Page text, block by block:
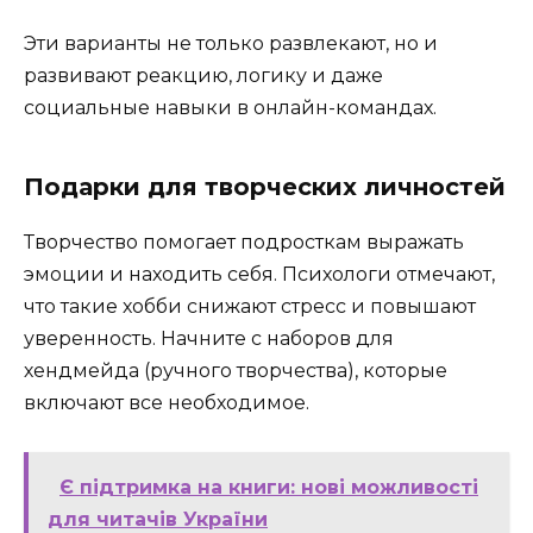
Эти варианты не только развлекают, но и
развивают реакцию, логику и даже
социальные навыки в онлайн-командах.
Подарки для творческих личностей
Творчество помогает подросткам выражать
эмоции и находить себя. Психологи отмечают,
что такие хобби снижают стресс и повышают
уверенность. Начните с наборов для
хендмейда (ручного творчества), которые
включают все необходимое.
Є підтримка на книги: нові можливості
для читачів України